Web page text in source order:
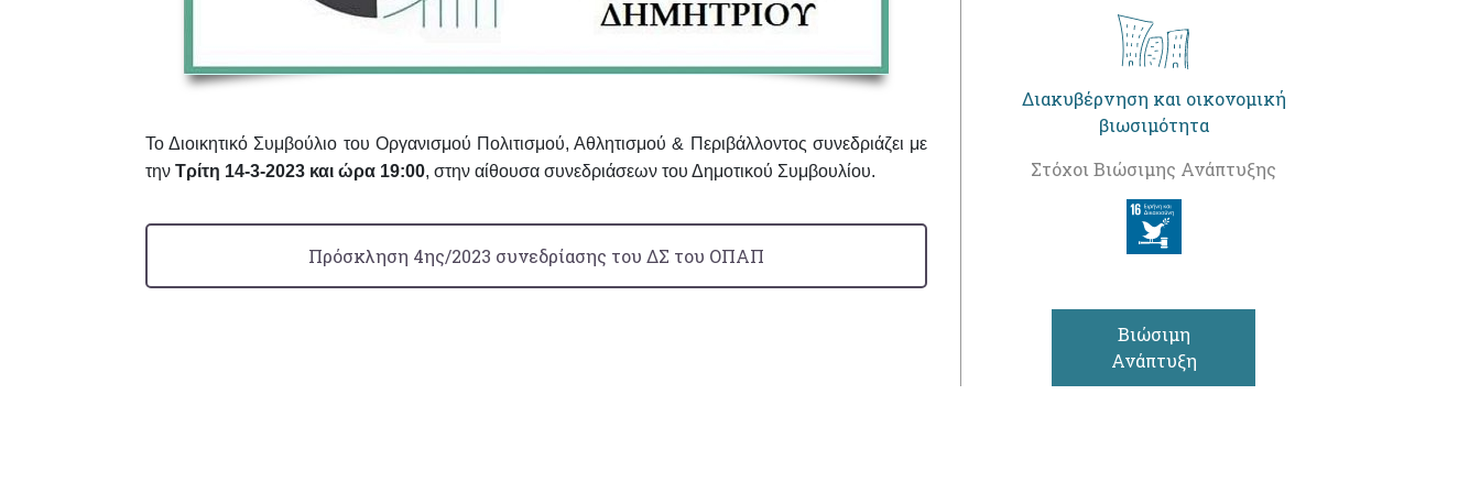
Το Διοικητικό Συμβούλιο του Οργανισμού Πολιτισμού, Αθλητισμού & Περιβάλλοντος συνεδριάζει με
την Τρίτη 14-3-2023 και ώρα 19:00, στην αίθουσα συνεδριάσεων του Δημοτικού Συμβουλίου.
Πρόσκληση 4ης/2023 συνεδρίασης του ΔΣ του ΟΠΑΠ
Διακυβέρνηση και οικονομική
βιωσιμότητα
Στόχοι Βιώσιμης Ανάπτυξης
Βιώσιμη
Ανάπτυξη